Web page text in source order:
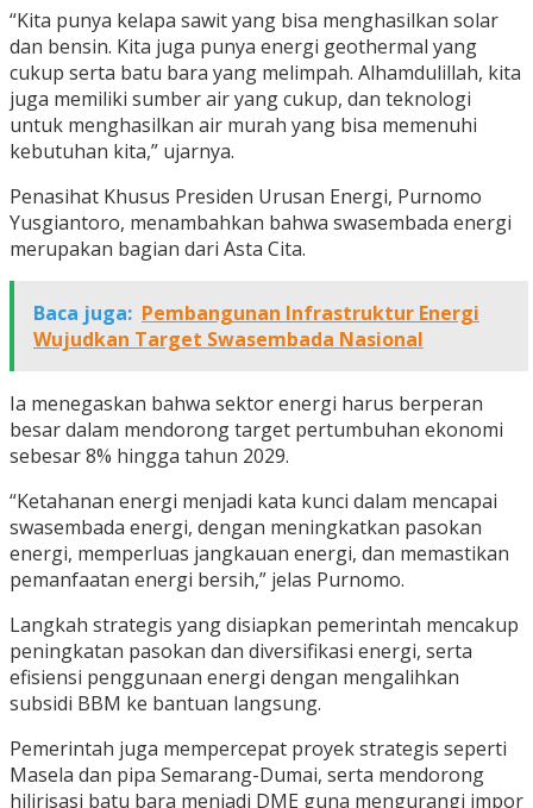
“Kita punya kelapa sawit yang bisa menghasilkan solar
dan bensin. Kita juga punya energi geothermal yang
cukup serta batu bara yang melimpah. Alhamdulillah, kita
juga memiliki sumber air yang cukup, dan teknologi
untuk menghasilkan air murah yang bisa memenuhi
kebutuhan kita,” ujarnya.
Penasihat Khusus Presiden Urusan Energi, Purnomo
Yusgiantoro, menambahkan bahwa swasembada energi
merupakan bagian dari Asta Cita.
Baca juga: Pembangunan Infrastruktur Energi
Wujudkan Target Swasembada Nasional
Ia menegaskan bahwa sektor energi harus berperan
besar dalam mendorong target pertumbuhan ekonomi
sebesar 8% hingga tahun 2029.
“Ketahanan energi menjadi kata kunci dalam mencapai
swasembada energi, dengan meningkatkan pasokan
energi, memperluas jangkauan energi, dan memastikan
pemanfaatan energi bersih,” jelas Purnomo.
Langkah strategis yang disiapkan pemerintah mencakup
peningkatan pasokan dan diversifikasi energi, serta
efisiensi penggunaan energi dengan mengalihkan
subsidi BBM ke bantuan langsung.
Pemerintah juga mempercepat proyek strategis seperti
Masela dan pipa Semarang-Dumai, serta mendorong
hilirisasi batu bara menjadi DME guna mengurangi impor